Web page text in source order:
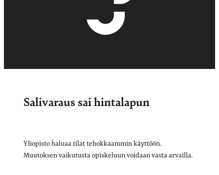
Salivaraus sai hintalapun
Yliopisto haluaa tilat tehokkaammin käyttöön.
Muutoksen vaikutusta opiskeluun voidaan vasta arvailla.